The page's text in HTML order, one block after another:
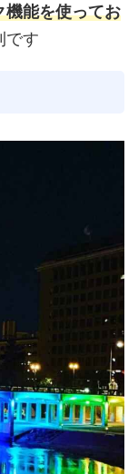
機能を使ってお
です